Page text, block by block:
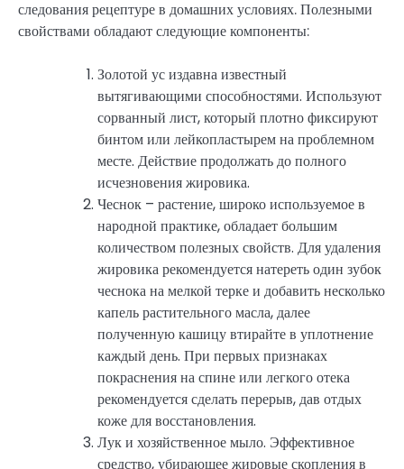
следования рецептуре в домашних условиях. Полезными
свойствами обладают следующие компоненты:
Золотой ус издавна известный
вытягивающими способностями. Используют
сорванный лист, который плотно фиксируют
бинтом или лейкопластырем на проблемном
месте. Действие продолжать до полного
исчезновения жировика.
Чеснок – растение, широко используемое в
народной практике, обладает большим
количеством полезных свойств. Для удаления
жировика рекомендуется натереть один зубок
чеснока на мелкой терке и добавить несколько
капель растительного масла, далее
полученную кашицу втирайте в уплотнение
каждый день. При первых признаках
покраснения на спине или легкого отека
рекомендуется сделать перерыв, дав отдых
коже для восстановления.
Лук и хозяйственное мыло. Эффективное
средство, убирающее жировые скопления в